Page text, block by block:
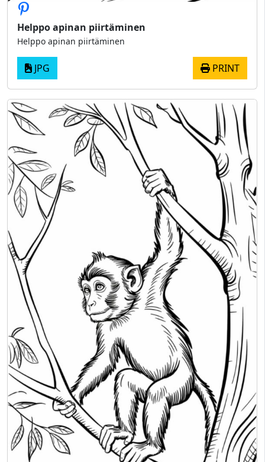
Helppo apinan piirtäminen
Helppo apinan piirtäminen
JPG PRINT